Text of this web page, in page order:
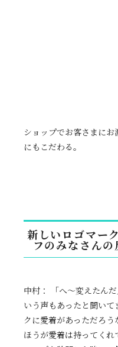
ショップでお客さまに
にもこだわる。
新しいロゴマー
フのみなさん
中村： 「へ〜変えたん
いう声もあったと聞い
クに愛着があっただろ
ほうが愛着は持ってく